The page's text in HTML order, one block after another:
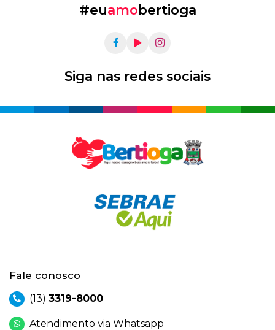
#euamobertioga
Siga nas redes sociais
Fale conosco
(13) 3319-8000
Atendimento via Whatsapp